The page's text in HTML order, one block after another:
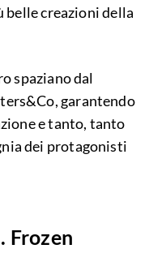
belle creazioni della
spaziano dal
garantendo
e tanto, tanto
dei protagonisti
Frozen